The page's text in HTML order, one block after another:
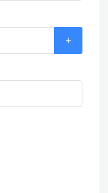
+